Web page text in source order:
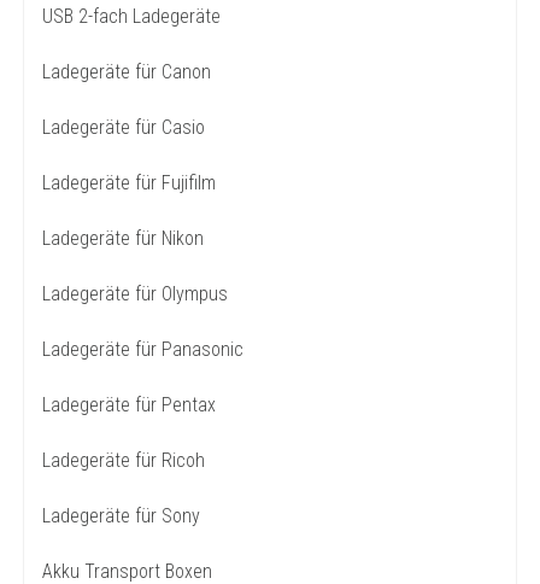
USB 2-fach Ladegeräte
Ladegeräte für Canon
Ladegeräte für Casio
Ladegeräte für Fujifilm
Ladegeräte für Nikon
Ladegeräte für Olympus
Ladegeräte für Panasonic
Ladegeräte für Pentax
Ladegeräte für Ricoh
Ladegeräte für Sony
Akku Transport Boxen